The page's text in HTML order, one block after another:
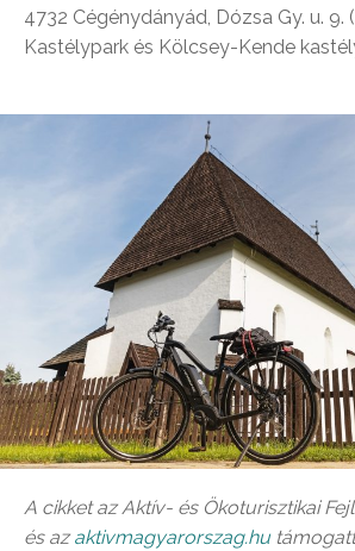
4732 Cégénydányád, Dózsa Gy. u. 9.
Kastélypark és Kölcsey-Kende
A cikket az Aktív- és Ökoturisztikai
és az aktivmagyarorszag.hu